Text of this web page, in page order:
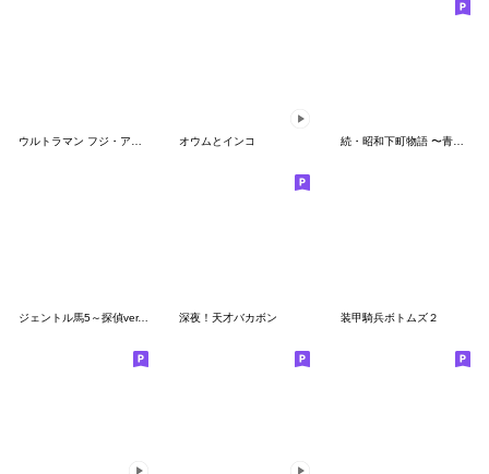
ウルトラマン フジ・アキコ隊員 オウムとインコ 続・昭和下町物語 〜青春編〜
ジェントル馬5～探偵ver.～ 深夜！天才バカボン 装甲騎兵ボトムズ２